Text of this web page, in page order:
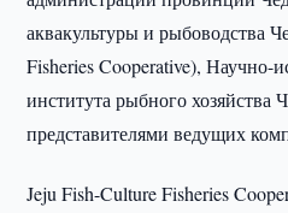
аквакультуры и рыбоводства
Fisheries Cooperative), Научно-
института рыбного хозяйства
представителями ведущих
Jeju Fish-Culture Fisheries